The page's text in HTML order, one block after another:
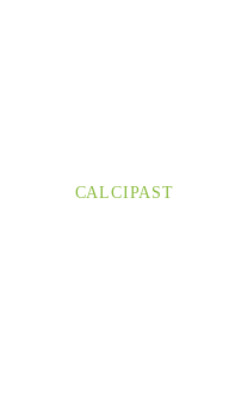
CALCIPAST